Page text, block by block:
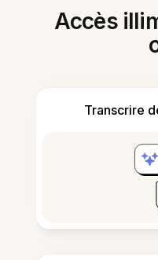
Accès
Transcrire